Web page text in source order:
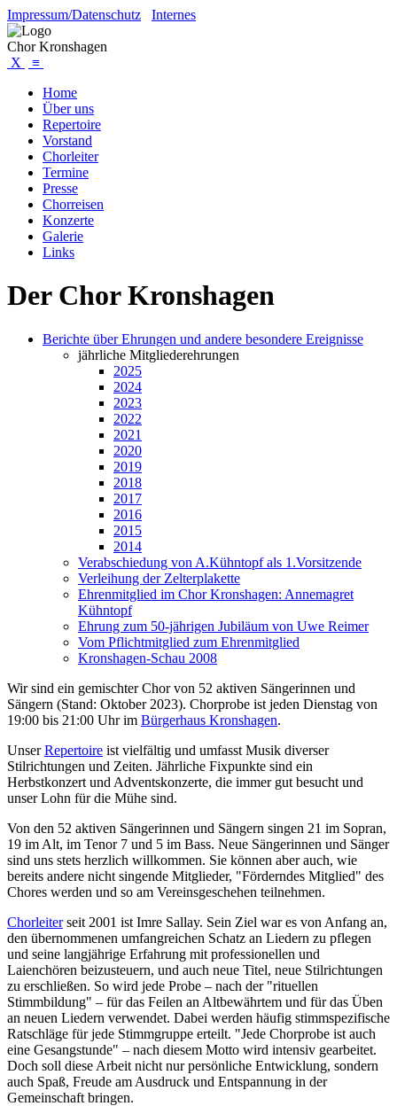
Impressum/Datenschutz Internes
Chor Kronshagen
X
≡
Home
Über uns
Repertoire
Vorstand
Chorleiter
Termine
Presse
Chorreisen
Konzerte
Galerie
Links
Der Chor Kronshagen
Berichte über Ehrungen und andere besondere Ereignisse
jährliche Mitgliederehrungen
2025
2024
2023
2022
2021
2020
2019
2018
2017
2016
2015
2014
Verabschiedung von A.Kühntopf als 1.Vorsitzende
Verleihung der Zelterplakette
Ehrenmitglied im Chor Kronshagen: Annemagret
Kühntopf
Ehrung zum 50-jährigen Jubiläum von Uwe Reimer
Vom Pflichtmitglied zum Ehrenmitglied
Kronshagen-Schau 2008
Wir sind ein gemischter Chor von 52 aktiven Sängerinnen und
Sängern (Stand: Oktober 2023). Chorprobe ist jeden Dienstag von
19:00 bis 21:00 Uhr im Bürgerhaus Kronshagen.
UnserRepertoire ist vielfältig und umfasst Musik diverser
Stilrichtungen und Zeiten. Jährliche Fixpunkte sind ein
Herbstkonzert und Adventskonzerte, die immer gut besucht und
unser Lohn für die Mühe sind.
Von den 52 aktiven Sängerinnen und Sängern singen 21 im Sopran,
19 im Alt, im Tenor 7 und 5 im Bass. Neue Sängerinnen und Sänger
sind uns stets herzlich willkommen. Sie können aber auch, wie
bereits andere nicht singende Mitglieder, "Förderndes Mitglied" des
Chores werden und so am Vereinsgeschehen teilnehmen.
Chorleiterseit 2001 ist Imre Sallay. Sein Ziel war es von Anfang an,
den übernommenen umfangreichen Schatz an Liedern zu pflegen
und seine langjährige Erfahrung mit professionellen und
Laienchören beizusteuern, und auch neue Titel, neue Stilrichtungen
zu erschließen. So wird jede Probe – nach der "rituellen
Stimmbildung" – für das Feilen an Altbewährtem und für das Üben
an neuen Liedern verwendet. Dabei werden häufig stimmspezifische
Ratschläge für jede Stimmgruppe erteilt. "Jede Chorprobe ist auch
eine Gesangstunde" – nach diesem Motto wird intensiv gearbeitet.
Doch soll diese Arbeit nicht nur persönliche Entwicklung, sondern
auch Spaß, Freude am Ausdruck und Entspannung in der
Gemeinschaft bringen.